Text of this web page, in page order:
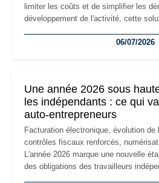
limiter les coûts et de simplifier les
développement de l'activité, cette
professionnels, recrutement, image
06/07/2026
Une année 2026 sous
les indépendants : ce qui
auto-entrepreneurs
Facturation électronique, évolution de
contrôles fiscaux renforcés,
L'année 2026 marque une nouvelle
des obligations des travailleurs